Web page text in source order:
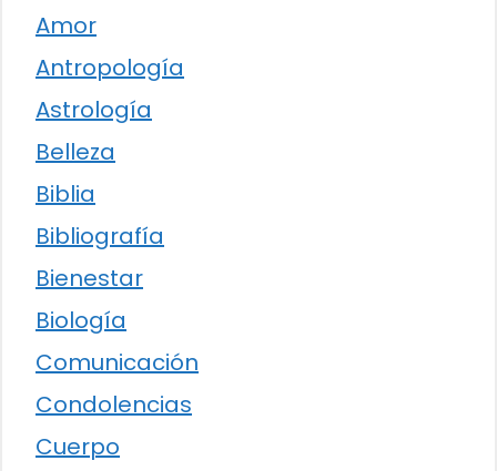
Amor
Antropología
Astrología
Belleza
Biblia
Bibliografía
Bienestar
Biología
Comunicación
Condolencias
Cuerpo